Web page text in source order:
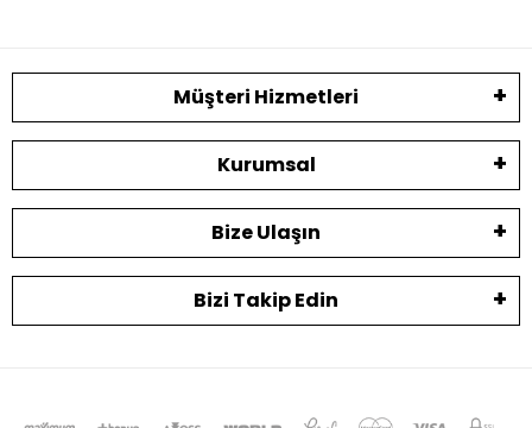
Müşteri Hizmetleri
Kurumsal
Bize Ulaşın
Bizi Takip Edin